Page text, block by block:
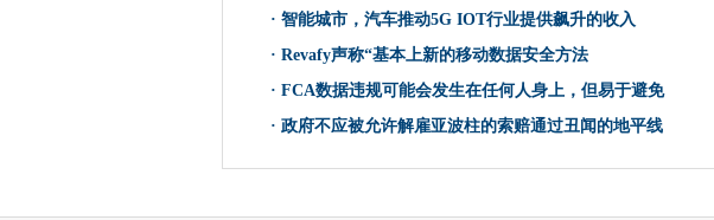
Sega Europe如何使用云暹粒削减事件响应时间
Revving-Up电动车辆市场推动相关的连接服务至270％的增长
复杂的安全性妨碍事件响应
GSMA，O-RAN团队打开5G网络
CloudFlare为主要净停机道歉
· 智能城市，汽车推动5G IOT行业提供飙升的收入
· Revafy声称“基本上新的移动数据安全方法
· FCA数据违规可能会发生在任何人身上，但易于避免
· 政府不应被允许解雇亚波柱的索赔通过丑闻的地平线